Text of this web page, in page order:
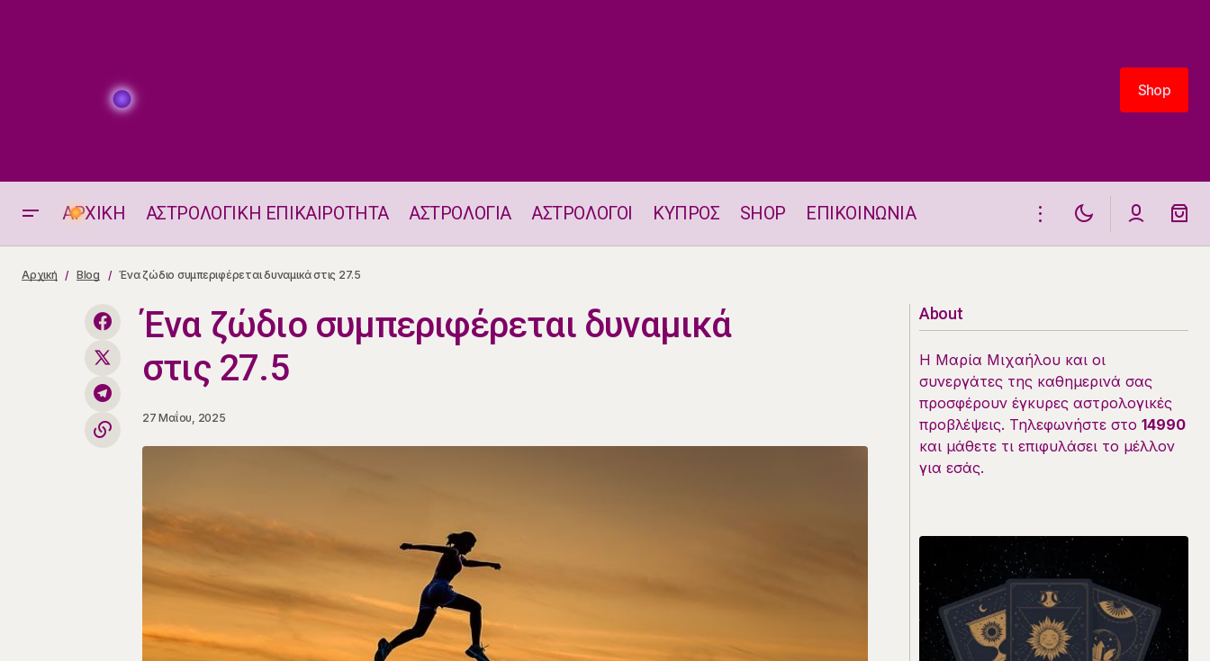
Shop
Shop
ΑΡΧΙΚΗ ΑΣΤΡΟΛΟΓΙΚΗ ΕΠΙΚΑΙΡΟΤΗΤΑ ΑΣΤΡΟΛΟΓΙΑ ΑΣΤΡΟΛΟΓΟΙ ΚΥΠΡΟΣ SHOP ΕΠΙΚΟΙΝΩΝΙΑ
Σταυροδρόμι Επικοινωνίας και
Σχέσεων
Αρχική Blog Ένα ζώδιο συμπεριφέρεται δυναμικά στις 27.5
Ένα ζώδιο συμπεριφέρεται δυναμικά
στις 27.5
27 Μαΐου, 2025
About
Η Μαρία Μιχαήλου και οι
συνεργάτες της καθημερινά σας
προσφέρουν έγκυρες αστρολογικές
προβλέψεις. Τηλεφωνήστε στο 14990
και μάθετε τι επιφυλάσει το μέλλον
για εσάς.